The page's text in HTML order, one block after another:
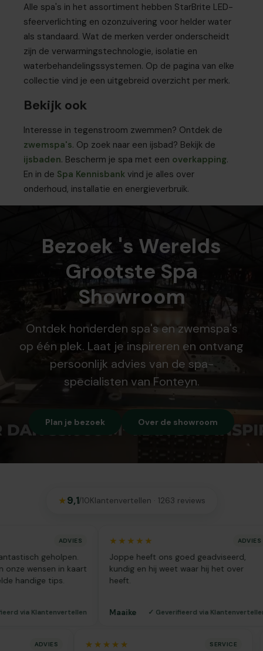
Alle spa's in het assortiment hebben StarBrite LED-
sfeerverlichting en ozonzuivering voor helder water
als standaard. Wat de merken verder onderscheidt
zijn de verwarmingstechnologie, isolatie en
waterbehandelingssystemen. Op de pagina van elke
collectie vind je een uitgebreid overzicht per merk.
Bekijk ook
Interesse in tegenstroom zwemmen? Ontdek de
zwemspa's. Op zoek naar een ijsbad? Bekijk de
ijsbaden. Bescherm je spa met een overkapping.
En in de Spa Kennisbank vind je alles over
onderhoud, installatie en energieverbruik.
Bezoek 's Werelds
Grootste Spa
Showroom
Ontdek honderden spa's en zwemspa's
op één plek. Laat je inspireren en ontvang
persoonlijk advies van de spa-
specialisten van Fonteyn.
Plan je bezoek Over de showroom
★9,1/10Klantenvertellen · 1263 reviews
geholpen.
in kaart
tips.
Klantenvertellen
★★★★★
Joppe heeft ons goed geadviseerd,
kundig en hij weet waar hij het over
Maaike ✓ Geverifieerd via Klantenvertellen
SERVICE
★★★★★